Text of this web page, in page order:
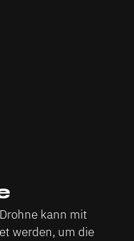
kann mit
werden, um die